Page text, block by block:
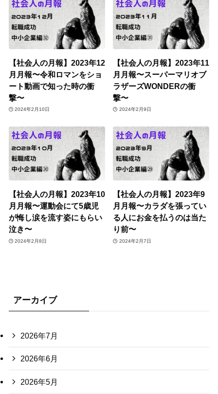
【社会人の月報】2023年12
月月報〜令和ロマンをショ
ート動画で知った時の衝
撃〜
2024年2月10日
【社会人の月報】2023年11
月月報〜スーパーマリオブ
ラザーズWONDERの衝
撃〜
2024年2月9日
【社会人の月報】2023年10
月月報〜運動会にて5歳児
が悔し涙を流す姿にもらい
泣き〜
2024年2月8日
【社会人の月報】2023年9
月月報〜カラダを張ってい
る人にお金を払うのは当た
り前〜
2024年2月7日
アーカイブ
2026年7月
2026年6月
2026年5月